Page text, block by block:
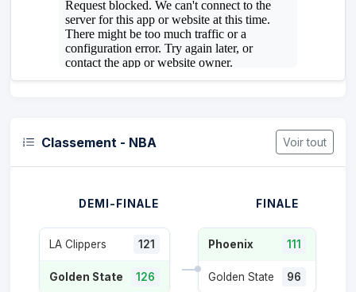
Classement - NBA Voir tout
DEMI-FINALE
LA Clippers 121
Golden State 126
FINALE
Phoenix 111
Golden State 96